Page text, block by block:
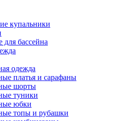
купальники
бассейна
одежда
платья и сарафаны
шорты
туники
юбки
топы и рубашки